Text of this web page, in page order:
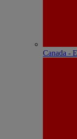
Canada -